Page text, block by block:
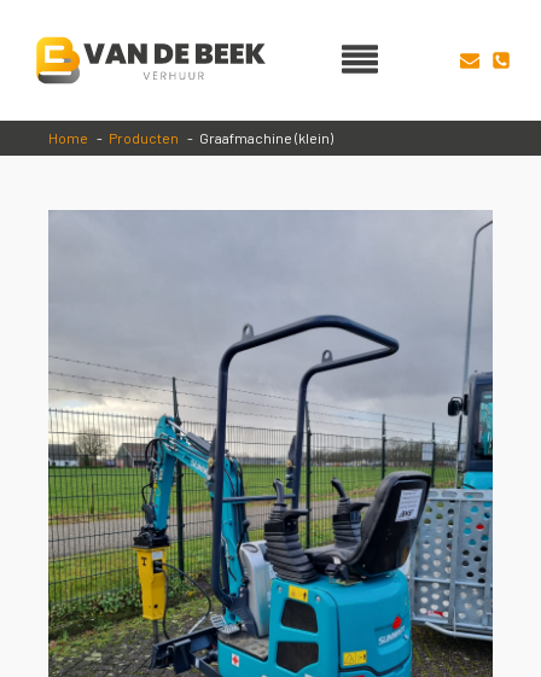
Home Producten Graafmachine (klein)